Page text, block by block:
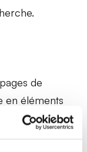
de
en éléments
de